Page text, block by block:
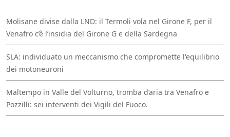
Molisane divise dalla LND: il Termoli vola nel Girone F, per il
Venafro c’è l’insidia del Girone G e della Sardegna
SLA: individuato un meccanismo che compromette l'equilibrio
dei motoneuroni
Maltempo in Valle del Volturno, tromba d’aria tra Venafro e
Pozzilli: sei interventi dei Vigili del Fuoco.